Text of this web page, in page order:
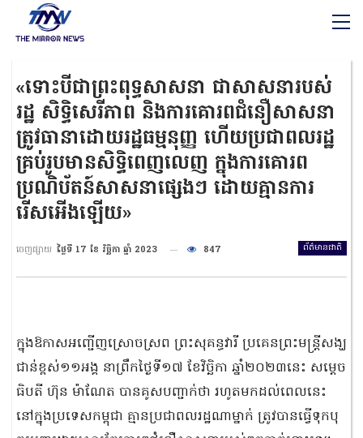
«ទោះបីជាព្រះពុទ្ធសាសនា ជាសាសនារបស់
រដ្ឋ សិទ្ធិសេរីភាព និងការគោរពជំនឿសាសនា
ត្រូវធានាដោយរដ្ឋធម្មនុញ្ញ ហើយប្រជាពលរដ្ឋ
គ្រប់រូបមានសិទ្ធិពេញលេញ ក្នុងការគោរព
ប្រណិប័តន៍សាសនាផ្សេងៗ ដោយគ្មានការ
រើសអើងឡើយ»
ព័ត៌មានជាតិ
ចេញផ្សាយ ថ្ងៃទី 17 ខែ វិច្ឆិកា ឆ្នាំ 2023 847
ក្នុងឱកាសអញ្ជើញស្រោចស្រព ព្រះសុគន្ធវារី ប្រគេនព្រះមន្ត្រីសង្ឃ
ជាន់ខ្ពស់១១អង្គ នាព្រឹកថ្ងៃទី១៧ ខែវិច្ឆិកា ឆ្នាំ២០២៣នេះ សម្ដេច
ធិបតី ហ៊ុន ម៉ាណែត បានគូសបញ្ជាក់ថា រហូតមកដល់ពេលនេះ
នៅក្នុងប្រទេសកម្ពុជា គ្មានប្រជាពលរដ្ឋណាម្នាក់ ត្រូវបានធ្វើទុកបុ